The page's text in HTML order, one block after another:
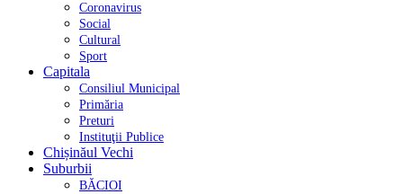
Coronavirus
Social
Cultural
Sport
Capitala
Consiliul Municipal
Primăria
Preturi
Instituţii Publice
Chișinăul Vechi
Suburbii
BĂCIOI